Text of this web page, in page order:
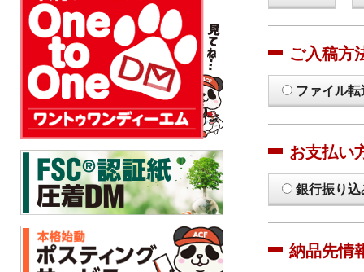
ご入稿方
ファイル
お支払い
銀行振り込
納品先情